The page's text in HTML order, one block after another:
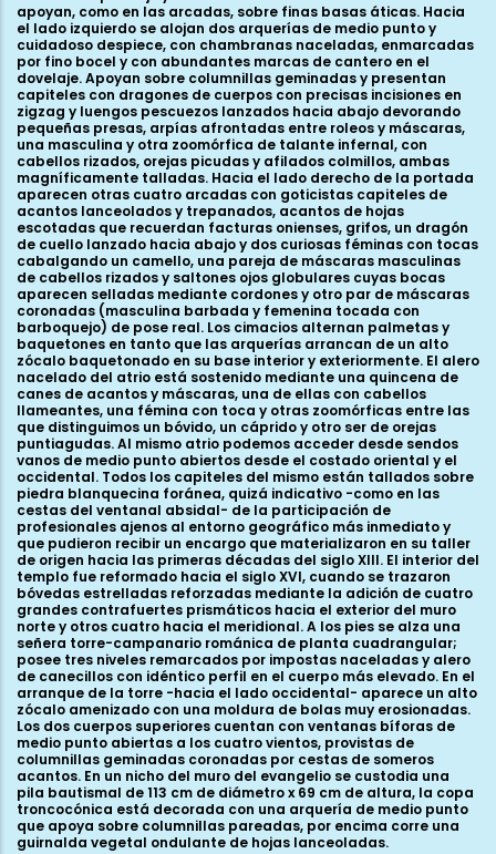
apoyan, como en las arcadas, sobre finas basas áticas. Hacia
el lado izquierdo se alojan dos arquerías de medio punto y
cuidadoso despiece, con chambranas naceladas, enmarcadas
por fino bocel y con abundantes marcas de cantero en el
dovelaje. Apoyan sobre columnillas geminadas y presentan
capiteles con dragones de cuerpos con precisas incisiones en
zigzag y luengos pescuezos lanzados hacia abajo devorando
pequeñas presas, arpías afrontadas entre roleos y máscaras,
una masculina y otra zoomórfica de talante infernal, con
cabellos rizados, orejas picudas y afilados colmillos, ambas
magníficamente talladas. Hacia el lado derecho de la portada
aparecen otras cuatro arcadas con goticistas capiteles de
acantos lanceolados y trepanados, acantos de hojas
escotadas que recuerdan facturas onienses, grifos, un dragón
de cuello lanzado hacia abajo y dos curiosas féminas con tocas
cabalgando un camello, una pareja de máscaras masculinas
de cabellos rizados y saltones ojos globulares cuyas bocas
aparecen selladas mediante cordones y otro par de máscaras
coronadas (masculina barbada y femenina tocada con
barboquejo) de pose real. Los cimacios alternan palmetas y
baquetones en tanto que las arquerías arrancan de un alto
zócalo baquetonado en su base interior y exteriormente. El alero
nacelado del atrio está sostenido mediante una quincena de
canes de acantos y máscaras, una de ellas con cabellos
llameantes, una fémina con toca y otras zoomórficas entre las
que distinguimos un bóvido, un cáprido y otro ser de orejas
puntiagudas. Al mismo atrio podemos acceder desde sendos
vanos de medio punto abiertos desde el costado oriental y el
occidental. Todos los capiteles del mismo están tallados sobre
piedra blanquecina foránea, quizá indicativo -como en las
cestas del ventanal absidal- de la participación de
profesionales ajenos al entorno geográfico más inmediato y
que pudieron recibir un encargo que materializaron en su taller
de origen hacia las primeras décadas del siglo XIII. El interior del
templo fue reformado hacia el siglo XVI, cuando se trazaron
bóvedas estrelladas reforzadas mediante la adición de cuatro
grandes contrafuertes prismáticos hacia el exterior del muro
norte y otros cuatro hacia el meridional. A los pies se alza una
señera torre-campanario románica de planta cuadrangular;
posee tres niveles remarcados por impostas naceladas y alero
de canecillos con idéntico perfil en el cuerpo más elevado. En el
arranque de la torre -hacia el lado occidental- aparece un alto
zócalo amenizado con una moldura de bolas muy erosionadas.
Los dos cuerpos superiores cuentan con ventanas bíforas de
medio punto abiertas a los cuatro vientos, provistas de
columnillas geminadas coronadas por cestas de someros
acantos. En un nicho del muro del evangelio se custodia una
pila bautismal de 113 cm de diámetro x 69 cm de altura, la copa
troncocónica está decorada con una arquería de medio punto
que apoya sobre columnillas pareadas, por encima corre una
guirnalda vegetal ondulante de hojas lanceoladas.